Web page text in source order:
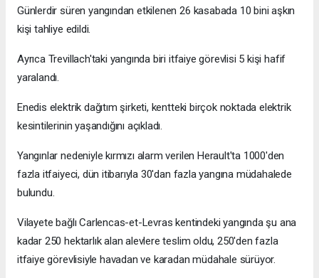
Günlerdir süren yangından etkilenen 26 kasabada 10 bini aşkın
kişi tahliye edildi.
Ayrıca Trevillach'taki yangında biri itfaiye görevlisi 5 kişi hafif
yaralandı.
Enedis elektrik dağıtım şirketi, kentteki birçok noktada elektrik
kesintilerinin yaşandığını açıkladı.
Yangınlar nedeniyle kırmızı alarm verilen Herault'ta 1000'den
fazla itfaiyeci, dün itibarıyla 30'dan fazla yangına müdahalede
bulundu.
Vilayete bağlı Carlencas-et-Levras kentindeki yangında şu ana
kadar 250 hektarlık alan alevlere teslim oldu, 250'den fazla
itfaiye görevlisiyle havadan ve karadan müdahale sürüyor.